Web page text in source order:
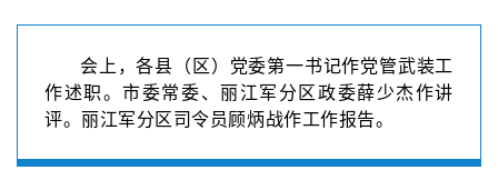
会上，各县（区）党委第一书记作党管武装工
作述职。市委常委、丽江军分区政委薛少杰作讲
评。丽江军分区司令员顾炳战作工作报告。